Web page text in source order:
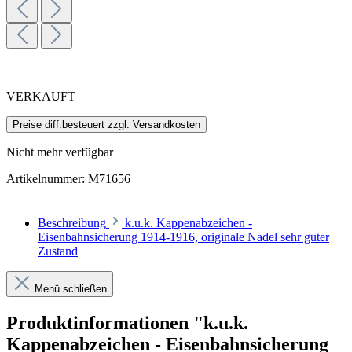
VERKAUFT
Preise diff.besteuert zzgl. Versandkosten
Nicht mehr verfügbar
Artikelnummer: M71656
Beschreibung
k.u.k. Kappenabzeichen -
Eisenbahnsicherung 1914-1916, originale Nadel sehr guter
Zustand
Menü schließen
Produktinformationen "k.u.k.
Kappenabzeichen - Eisenbahnsicherung